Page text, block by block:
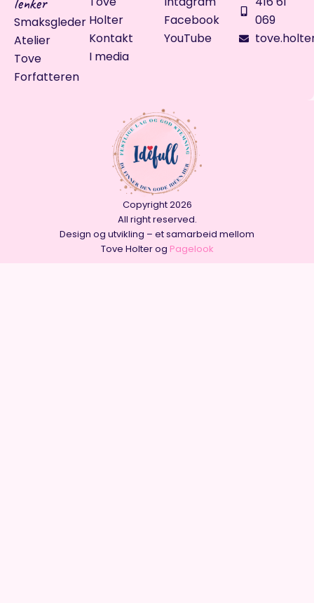
Copyright 2026
All right reserved.
Design og utvikling – et samarbeid mellom
Tove Holter og Pagelook
Smaksgleder
Atelier
Tove
Forfatteren
Holter
Kontakt
I media
Facebook
YouTube
069